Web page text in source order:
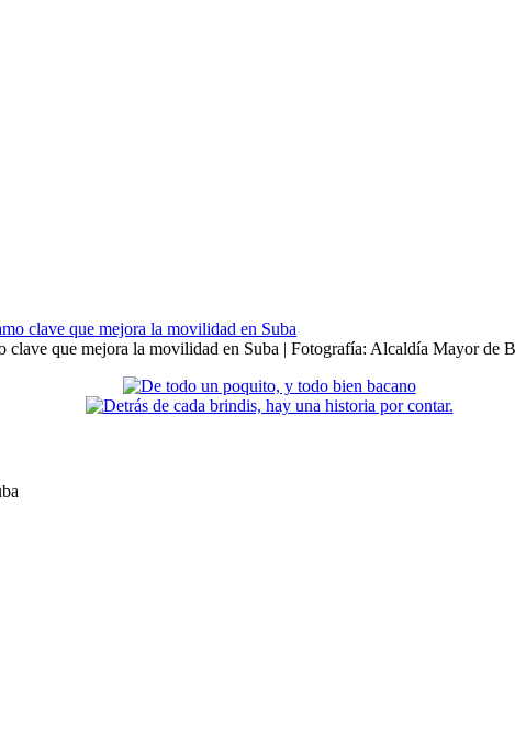
clave que mejora la movilidad en Suba | Fotografía: Alcaldía Mayor de